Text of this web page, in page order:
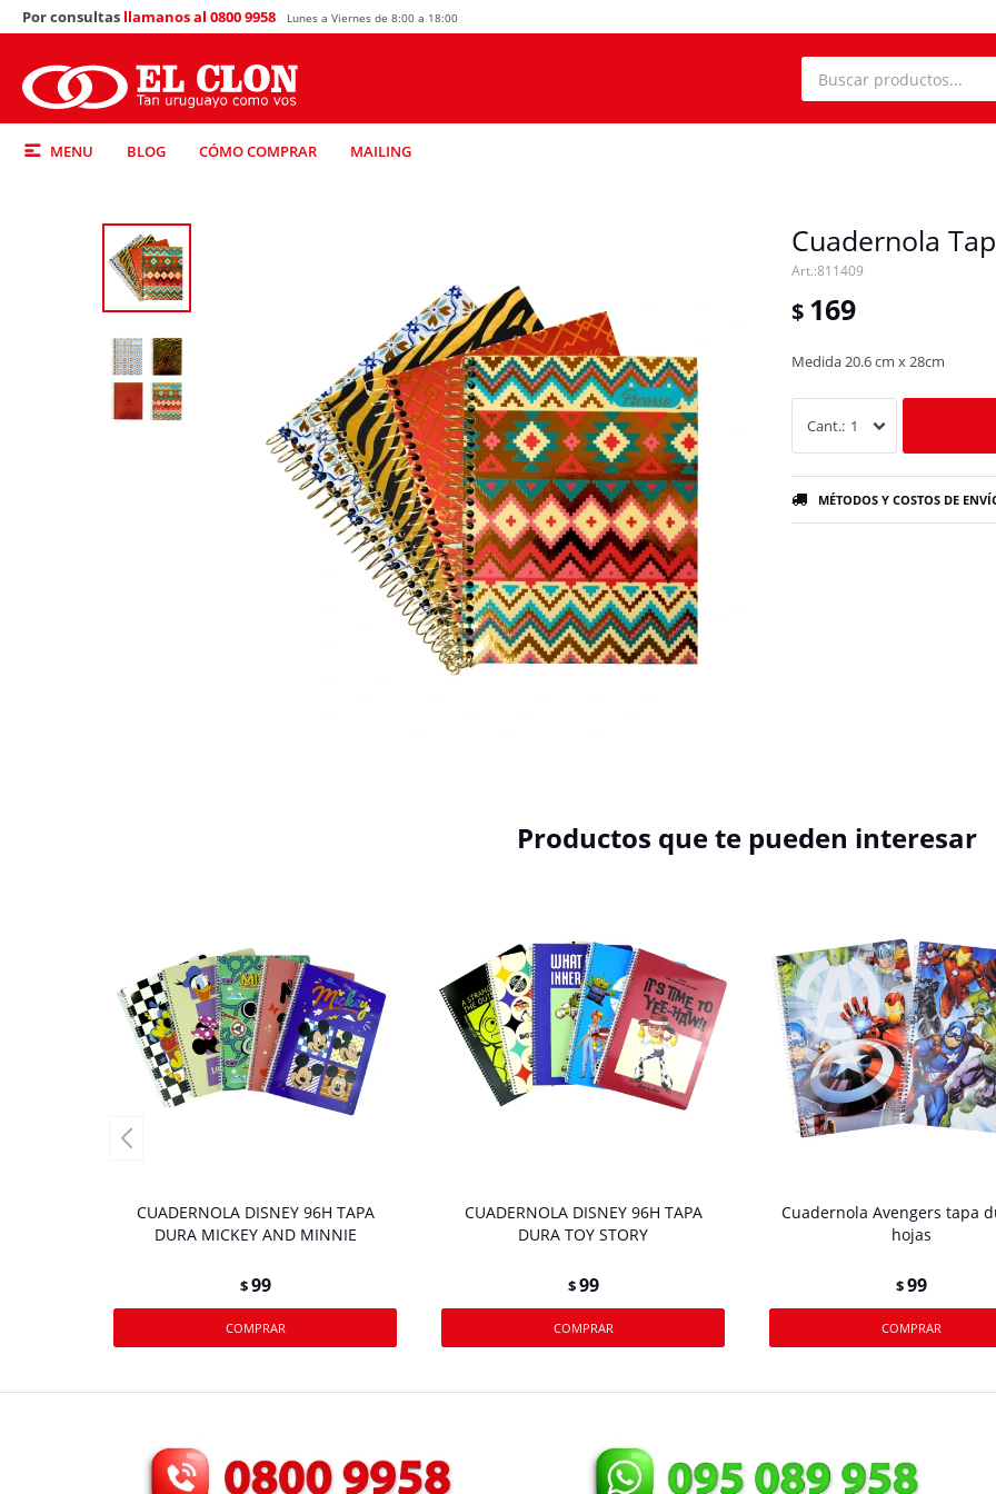
MENU BLOG CÓMO COMPRAR MAILING
Por consultas llamanos al 0800 9958 Lunes a Viernes de 8:00 a 18:00
Cuadernola
811409
$ 169
Medida 20.6 cm x 28cm
1
MÉTODOS Y COSTOS DE
Productos que te pueden interesar
CUADERNOLA DISNEY 96H TAPA
DURA MICKEY AND MINNIE
$99
CUADERNOLA DISNEY 96H TAPA
DURA TOY STORY
$99
Cuadernola Avengers tapa
hojas
$99